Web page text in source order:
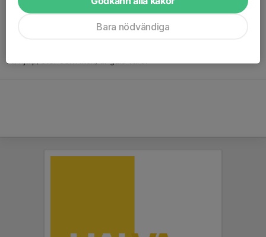
som kan säljas under dagen. 😊☕🥨🍪🚗
All hjälp, stor som liten, är guld värd!
Bara nödvändiga